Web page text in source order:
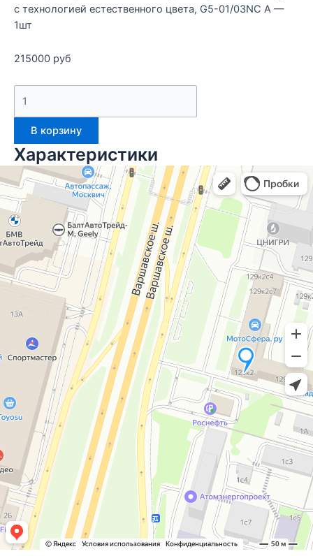
с технологией естественного цвета, G5-01/03NC A —
1шт
215000 руб
В корзину
Характеристики